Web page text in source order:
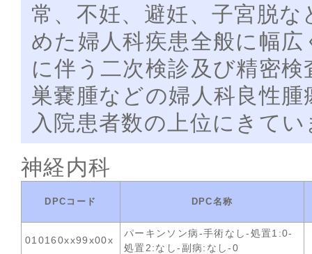
常、不妊、避妊、子宮脱
めた婦人科疾患全般に幅
に伴う二次検診及び精密
巣嚢腫などの婦人科良性
入院患者数の上位にきて
神経内科
DPCコード DPC名称
010160xx99x00x
パーキンソン病-手術なし-処置1:0-
処置2:なし-副病:なし-0